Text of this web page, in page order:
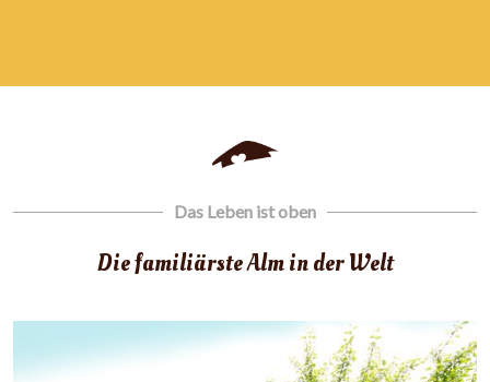
Das Leben ist oben
Die familiärste Alm in der Welt